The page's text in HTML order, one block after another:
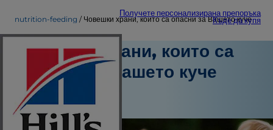
Получете персонализирана препоръка
Къде да купя
nutrition-feeding Човешки храни, които са опасни за Вашето куче
Човешки храни, които са
опасни за Вашето куче
Хранене
Персонален автор